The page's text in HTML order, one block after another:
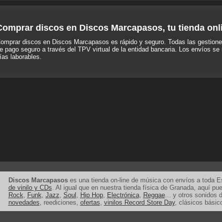
discos en Discos Marcapasos, tu tienda
discos en Discos Marcapasos es rápido y seguro. Todas las
pago seguro a través del TPV virtual de la entidad bancaria. Los envíos
laborables.
Discos Marcapasoses una tienda on-line de música con envíos a toda
de vinilo y CDs. Al igual que en nuestra tienda física de Granada, aquí
Rock, Funk, Jazz, Soul , Hip Hop, Electrónica, Reggae... y otros sonidos
novedades, reediciones, ofertas, vinilos Record Store Day, clásicos